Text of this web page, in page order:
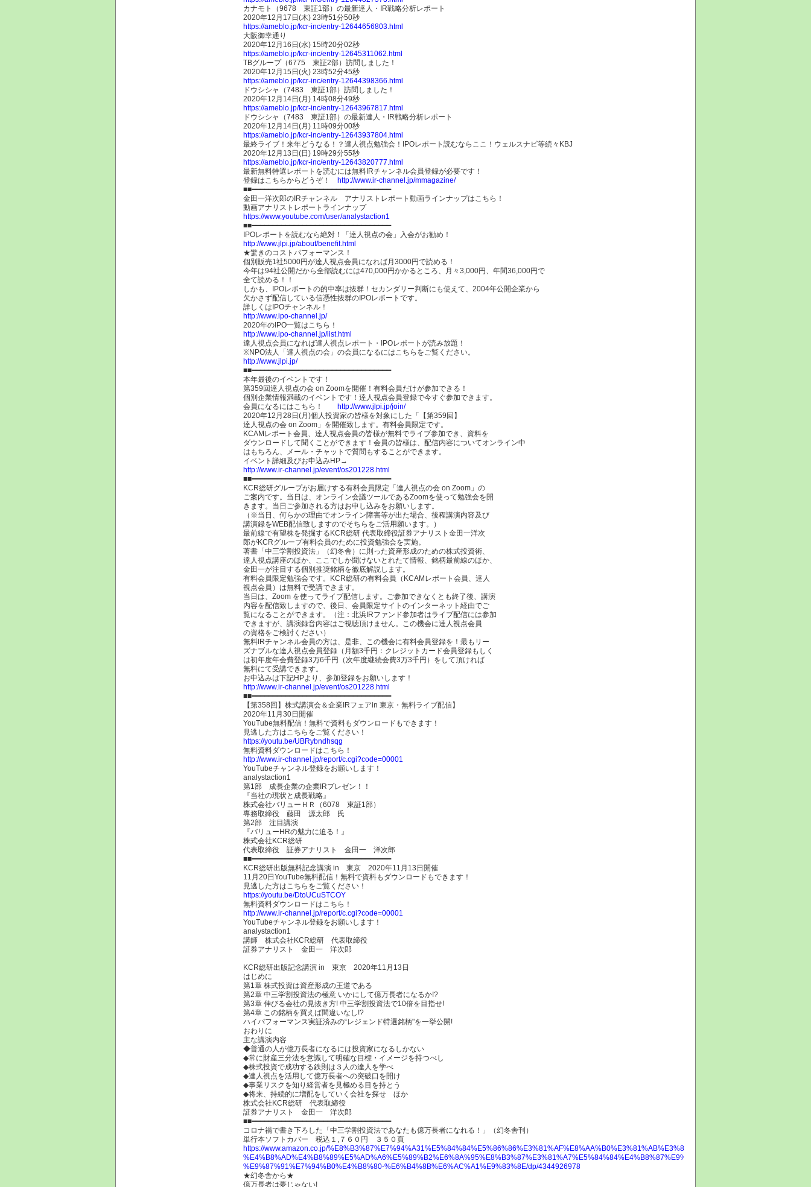
カナモト（9678 東証1部）の最新達人・IR戦略分析レポート
2020年12月17日(木) 23時51分50秒
https://ameblo.jp/kcr-inc/entry-12644656803.html
大阪御幸通り
2020年12月16日(水) 15時20分02秒
https://ameblo.jp/kcr-inc/entry-12645311062.html
TBグループ（6775 東証2部）訪問しました！
2020年12月15日(火) 23時52分45秒
https://ameblo.jp/kcr-inc/entry-12644398366.html
ドウシシャ（7483 東証1部）訪問しました！
2020年12月14日(月) 14時08分49秒
https://ameblo.jp/kcr-inc/entry-12643967817.html
ドウシシャ（7483 東証1部）の最新達人・IR戦略分析レポート
2020年12月14日(月) 11時09分00秒
https://ameblo.jp/kcr-inc/entry-12643937804.html
最終ライブ！来年どうなる！？達人視点勉強会！IPOレポート読むならここ！ウェルスナビ等続々KBJ
2020年12月13日(日) 19時29分55秒
https://ameblo.jp/kcr-inc/entry-12643820777.html
最新無料特選レポートを読むには無料IRチャンネル会員登録が必要です！
登録はこちらからどうぞ！ http://www.ir-channel.jp/mmagazine/
■■━━━━━━━━━━━━━━━━━━━━━━━━━━━━━━━━━
金田一洋次郎のIRチャンネル アナリストレポート動画ラインナップはこちら！
動画アナリストレポートラインナップ
https://www.youtube.com/user/analystaction1
■■━━━━━━━━━━━━━━━━━━━━━━━━━━━━━━━━━
IPOレポートを読むなら絶対！「達人視点の会」入会がお勧め！
http://www.jlpi.jp/about/benefit.html
★驚きのコストパフォーマンス！
個別販売1社5000円が達人視点会員になれば月3000円で読める！
今年は94社公開だから全部読むには470,000円かかるところ、月々3,000円、年間36,000円で
全て読める！！
しかも、IPOレポートの的中率は抜群！セカンダリー判断にも使えて、2004年公開企業から
欠かさず配信している信憑性抜群のIPOレポートです。
詳しくはIPOチャンネル！
http://www.ipo-channel.jp/
2020年のIPO一覧はこちら！
http://www.ipo-channel.jp/list.html
達人視点会員になれば達人視点レポート・IPOレポートが読み放題！
※NPO法人「達人視点の会」の会員になるにはこちらをご覧ください。
http://www.jlpi.jp/
■■━━━━━━━━━━━━━━━━━━━━━━━━━━━━━━━━━
本年最後のイベントです！
第359回達人視点の会 on Zoomを開催！有料会員だけが参加できる！
個別企業情報満載のイベントです！達人視点会員登録で今すぐ参加できます。
会員になるにはこちら！ http://www.jlpi.jp/join/
2020年12月28日(月)個人投資家の皆様を対象にした「【第359回】
達人視点の会 on Zoom」を開催致します。有料会員限定です。
KCAMレポート会員、達人視点会員の皆様が無料でライブ参加でき、資料を
ダウンロードして聞くことができます！会員の皆様は、配信内容についてオンライン中
はもちろん、メール・チャットで質問もすることができます。
イベント詳細及びお申込みHP→
http://www.ir-channel.jp/event/os201228.html
■■━━━━━━━━━━━━━━━━━━━━━━━━━━━━━━━━━
KCR総研グループがお届けする有料会員限定「達人視点の会 on Zoom」の
ご案内です。当日は、オンライン会議ツールであるZoomを使って勉強会を開
きます。当日ご参加される方はお申し込みをお願いします。
（※当日、何らかの理由でオンライン障害等が出た場合、後程講演内容及び
講演録をWEB配信致しますのでそちらをご活用願います。）
最前線で有望株を発掘するKCR総研 代表取締役証券アナリスト金田一洋次
郎がKCRグループ有料会員のために投資勉強会を実施。
著書「中三学割投資法」（幻冬舎）に則った資産形成のための株式投資術、
達人視点講座のほか、ここでしか聞けないとれたて情報、銘柄最前線のほか、
金田一が注目する個別推奨銘柄を徹底解説します。
有料会員限定勉強会です。KCR総研の有料会員（KCAMレポート会員、達人
視点会員）は無料で受講できます。
当日は、Zoom を使ってライブ配信します。ご参加できなくとも終了後、講演
内容を配信致しますので、後日、会員限定サイトのインターネット経由でご
覧になることができます。（注：北浜IRファンド参加者はライブ配信には参加
できますが、講演録音内容はご視聴頂けません。この機会に達人視点会員
の資格をご検討ください）
無料IRチャンネル会員の方は、是非、この機会に有料会員登録を！最もリー
ズナブルな達人視点会員登録（月額3千円：クレジットカード会員登録もしく
は初年度年会費登録3万6千円（次年度継続会費3万3千円）をして頂ければ
無料にて受講できます。
お申込みは下記HPより、参加登録をお願いします！
http://www.ir-channel.jp/event/os201228.html
■■━━━━━━━━━━━━━━━━━━━━━━━━━━━━━━━━━
【第358回】株式講演会＆企業IRフェアin 東京・無料ライブ配信】
2020年11月30日開催
YouTube無料配信！無料で資料もダウンロードもできます！
見逃した方はこちらをご覧ください！
https://youtu.be/UBRybndhsqg
無料資料ダウンロードはこちら！
http://www.ir-channel.jp/report/c.cgi?code=00001
YouTubeチャンネル登録をお願いします！
analystaction1
第1部 成長企業の企業IRプレゼン！！
『当社の現状と成長戦略』
株式会社バリューＨＲ（6078 東証1部）
専務取締役 藤田 源太郎 氏
第2部 注目講演
『バリューHRの魅力に迫る！』
株式会社KCR総研
代表取締役 証券アナリスト 金田一 洋次郎
■■━━━━━━━━━━━━━━━━━━━━━━━━━━━━━━━━━
KCR総研出版無料記念講演 in 東京 2020年11月13日開催
11月20日YouTube無料配信！無料で資料もダウンロードもできます！
見逃した方はこちらをご覧ください！
https://youtu.be/DtoUCuSTCOY
無料資料ダウンロードはこちら！
http://www.ir-channel.jp/report/c.cgi?code=00001
YouTubeチャンネル登録をお願いします！
analystaction1
講師 株式会社KCR総研 代表取締役
証券アナリスト 金田一 洋次郎
KCR総研出版記念講演 in 東京 2020年11月13日
はじめに
第1章 株式投資は資産形成の王道である
第2章 中三学割投資法の極意 いかにして億万長者になるか!?
第3章 伸びる会社の見抜き方! 中三学割投資法で10倍を目指せ!
第4章 この銘柄を買えば間違いなし!?
ハイパフォーマンス実証済みの“レジェンド特選銘柄"を一挙公開!
おわりに
主な講演内容
◆普通の人が億万長者になるには投資家になるしかない
◆常に財産三分法を意識して明確な目標・イメージを持つべし
◆株式投資で成功する鉄則は３人の達人を学べ
◆達人視点を活用して億万長者への突破口を開け
◆事業リスクを知り経営者を見極める目を持とう
◆将来、持続的に増配をしていく会社を探せ ほか
株式会社KCR総研 代表取締役
証券アナリスト 金田一 洋次郎
■■━━━━━━━━━━━━━━━━━━━━━━━━━━━━━━━━━
コロナ禍で書き下ろした「中三学割投資法であなたも億万長者になれる！」（幻冬舎刊）
単行本ソフトカバー 税込１,７６０円 ３５０頁
https://www.amazon.co.jp/
%E9%87%91%E7%94%B0%E4%B8%80-%E6%B4%8B%E6%AC%A1%E9%83%8E/dp/4344926978
★幻冬舎から★
億万長者は夢じゃない!